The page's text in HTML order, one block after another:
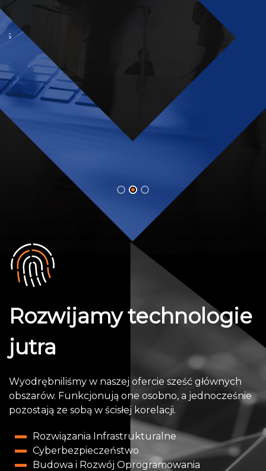
Sukces w biznesie to kwestia technologii. Jej
potencjał do zmiany świata na lepsze inspiruje nas
do działania.
Rozwijamy technologie
jutra
Wyodrębniliśmy w naszej ofercie sześć głównych
obszarów. Funkcjonują one osobno, a jednocześnie
pozostają ze sobą w ścisłej korelacji.
Rozwiązania Infrastrukturalne
Cyberbezpieczeństwo
Budowa i Rozwój Oprogramowania